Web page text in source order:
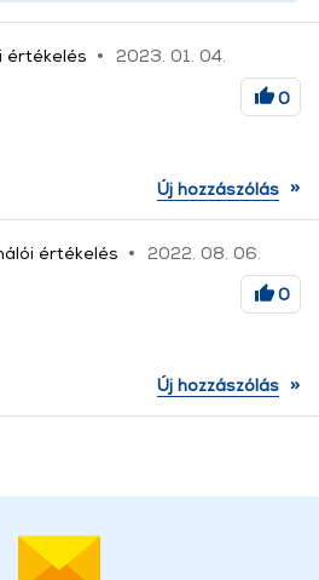
értékelés
2023. 01. 04.
0
Új hozzászólás »
értékelés
2022. 08. 06.
0
Új hozzászólás »